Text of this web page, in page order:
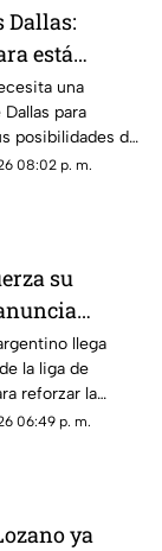
Dallas:
está
ganar para
en la
una
para
posibilidades de
Castillo será baja
08:02 p. m.
su
argentino
llega
la liga de
reforzar la
y
06:49 p. m.
ya